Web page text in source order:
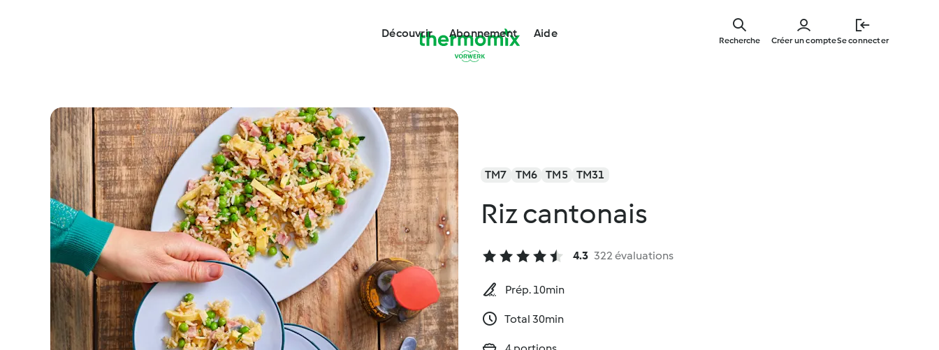
main
Découvrir Abonnement Aide
Créer un compteSe connecter
Recherche
TM7 TM6 TM5 TM31
Riz cantonais
4.3 322 évaluations
Prép. 10min
Total 30min